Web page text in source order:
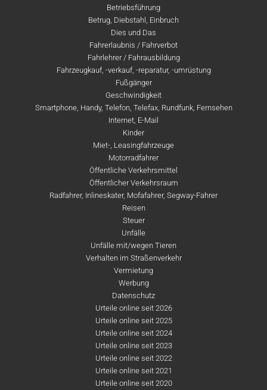
Betriebsführung
Betrug, Diebstahl, Einbruch
Dies und Das
Fahrerlaubnis / Fahrverbot
Fahrlehrer / Fahrausbildung
Fahrzeugkauf, -verkauf, -reparatur, -umrüstung
Fußgänger
Geschwindigkeit
Smartphone, Handy, Telefon, Telefax, Rundfunk, Fernsehen
Internet, E-Mail
Kinder
Miet-, Leasingfahrzeuge
Motorradfahrer
Öffentliche Verkehrsmittel
Öffentlicher Verkehrsraum
Radfahrer, Inlineskater, Mofafahrer, Segway-Fahrer
Reisen
Steuer
Unfälle
Unfälle mit/wegen Tieren
Verhalten im Straßenverkehr
Vermietung
Werbung
Datenschutz
Urteile online seit 2026
Urteile online seit 2025
Urteile online seit 2024
Urteile online seit 2023
Urteile online seit 2022
Urteile online seit 2021
Urteile online seit 2020